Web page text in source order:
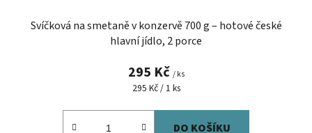
Svíčková na smetaně v konzervě 700 g – hotové české
hlavní jídlo, 2 porce
295 Kč / ks
Měrná
295 Kč / 1 ks
DO KOŠÍKU